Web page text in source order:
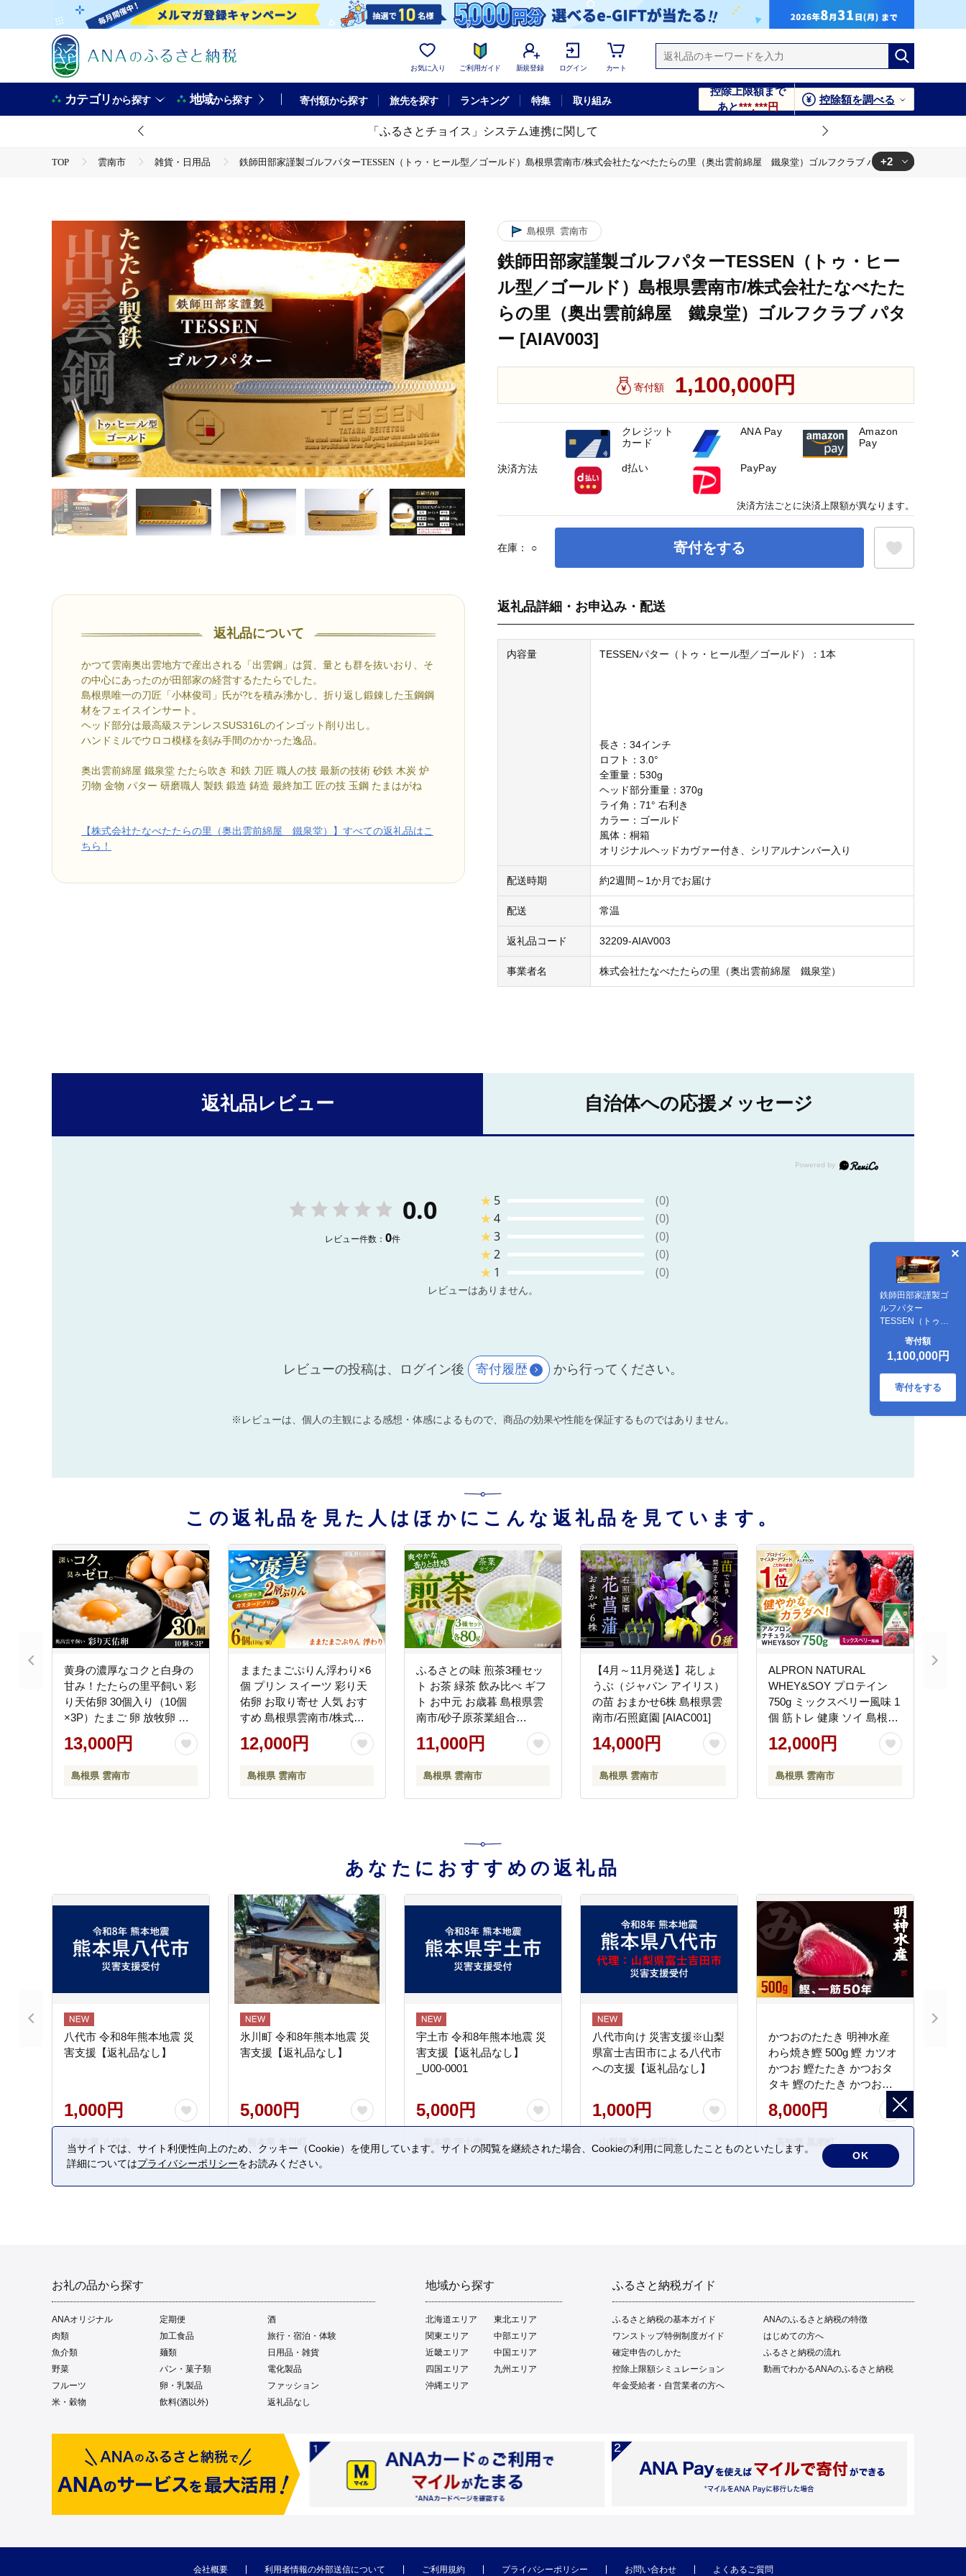
お気に入り ご利用ガイド 新規登録 ログイン カート
カテゴリから探す 地域から探す 寄付額から探す 旅先を探す ランキング 特集 取り組み
控除上限額まで
あと***,***円
控除額を調べる
「ふるさとチョイス」システム連携に関して
TOP 雲南市 雑貨・日用品
鉄師田部家謹製ゴルフパターTESSEN（トゥ・ヒール型／ゴールド）島根県雲南市/株式会社たなべたたらの里（奥出雲前綿屋 鐵泉堂）ゴルフクラブ パター [AIAV003]
+2
返礼品について
かつて雲南奥出雲地方で産出される「出雲鋼」は質、量とも群を抜いおり、そ
の中心にあったのが田部家の経営するたたらでした。
島根県唯一の刀匠「小林俊司」氏が?ﾋを積み沸かし、折り返し鍛錬した玉鋼鋼
材をフェイスインサート。
ヘッド部分は最高級ステンレスSUS316Lのインゴット削り出し。
ハンドミルでウロコ模様を刻み手間のかかった逸品。
奥出雲前綿屋 鐵泉堂 たたら吹き 和鉄 刀匠 職人の技 最新の技術 砂鉄 木炭 炉
刃物 金物 パター 研磨職人 製鉄 鍛造 鋳造 最終加工 匠の技 玉鋼 たまはがね
【株式会社たなべたたらの里（奥出雲前綿屋 鐵泉堂）】すべての返礼品はこ
ちら！
島根県 雲南市
鉄師田部家謹製ゴルフパターTESSEN（トゥ・ヒー
ル型／ゴールド）島根県雲南市/株式会社たなべたた
らの里（奥出雲前綿屋 鐵泉堂）ゴルフクラブ パタ
ー [AIAV003]
寄付額 1,100,000円
在庫： ○ 寄付をする
鉄師田部家謹製ゴ
ルフパター
TESSEN（トゥ・
ド）島根県雲南市/
株式会社たなべた
たらの里（奥出雲
前綿屋 鐵泉堂）
ゴルフクラブ パタ
寄付額
1,100,000円
寄付をする
返礼品詳細・お申込み・配送
内容量 TESSENパター（トゥ・ヒール型／ゴールド）：1本
長さ：34インチ
ロフト：3.0°
全重量：530g
ヘッド部分重量：370g
ライ角：71° 右利き
カラー：ゴールド
風体：桐箱
オリジナルヘッドカヴァー付き、シリアルナンバー入り
配送時期 約2週間～1か月でお届け
配送 常温
返礼品コード 32209-AIAV003
事業者名 株式会社たなべたたらの里（奥出雲前綿屋 鐵泉堂）
決済方法
クレジット
カード
ANA Pay
Amazon
Pay
d払い PayPay
決済方法ごとに決済上限額が異なります。
返礼品レビュー 自治体への応援メッセージ
0.0
レビュー件数： 0件
★ 5
(0)
★4
(0)
★3
(0)
★2
(0)
★ 1 (0)
レビューはありません。
レビューの投稿は、ログイン後 寄付履歴 から行ってください。
※レビューは、個人の主観による感想・体感によるもので、商品の効果や性能を保証するものではありません。
この返礼品を見た人はほかにこんな返礼品を見ています。
黄身の濃厚なコクと白身の
甘み！たたらの里平飼い 彩
り天佑卵 30個入り（10個
×3P）たまご 卵 放牧卵 平
飼い卵 新鮮 国産 島根県雲
南市/株式会社たなべたたら
[AIDL001]
13,000円
島根県 雲南市
ままたまごぷりん浮わり×6
個 プリン スイーツ 彩り天
佑卵 お取り寄せ 人気 おす
すめ 島根県雲南市/株式会
社たなべたたらの里（奥出
雲前綿屋ままたまご）
12,000円
島根県 雲南市
ふるさとの味 煎茶3種セッ
ト お茶 緑茶 飲み比べ ギフ
ト お中元 お歳暮 島根県雲
南市/砂子原茶業組合
11,000円
島根県 雲南市
【4月～11月発送】花しょ
うぶ（ジャパン アイリス）
の苗 おまかせ6株 島根県雲
南市/石照庭園 [AIAC001]
14,000円
島根県 雲南市
ALPRON NATURAL
WHEY&SOY プロテイン
750g ミックスベリー風味 1
個 筋トレ 健康 ソイ 島根県
雲南市/株式会社アルプロン
[AIAL082]
12,000円
島根県 雲南市
あなたにおすすめの返礼品
八代市 令和8年熊本地震 災
害支援【返礼品なし】
1,000円
熊本県 八代市
氷川町 令和8年熊本地震 災
害支援【返礼品なし】
5,000円
熊本県 氷川町
宇土市 令和8年熊本地震 災
害支援【返礼品なし】
_U00-0001
5,000円
熊本県 宇土市
八代市向け 災害支援※山梨
県富士吉田市による八代市
への支援【返礼品なし】
1,000円
山梨県 富士吉田市
かつおのたたき 明神水産
わら焼き鰹 500g 鰹 カツオ
かつお 鰹たたき かつおタ
タキ 鰹のたたき かつおの
タタキ 藁焼き わら焼き 魚
さかな 海鮮 刺身 お刺身 冷
ご当地 本場 高知 黒潮町 ギ
フト 贈答品 人気 返礼品 ふ
8,000円
高知県 黒潮町
お礼の品から探す
ANAオリジナル 定期便
酒
肉類
加工食品
旅行・宿泊・体験
魚介類
麺類
日用品・雑貨
野菜
パン・菓子類
電化製品
フルーツ
卵・乳製品
ファッション
米・穀物
飲料(酒以外) 返礼品なし
地域から探す
北海道エリア
東北エリア
関東エリア
中部エリア
近畿エリア
中国エリア
四国エリア
九州エリア
沖縄エリア
ふるさと納税ガイド
ふるさと納税の基本ガイド
ANAのふるさと納税の特徴
ワンストップ特例制度ガイド
はじめての方へ
確定申告のしかた
ふるさと納税の流れ
控除上限額シミュレーション
動画でわかるANAのふるさと納税
年金受給者・自営業者の方へ
会社概要 利用者情報の外部送信について ご利用規約 プライバシーポリシー お問い合わせ よくあるご質問
当サイトでは、サイト利便性向上のため、クッキー（Cookie）を使用しています。サイトの閲覧を継続された場合、Cookieの利用に同意したことものといたします。
詳細についてはプライバシーポリシーをお読みください。
OK